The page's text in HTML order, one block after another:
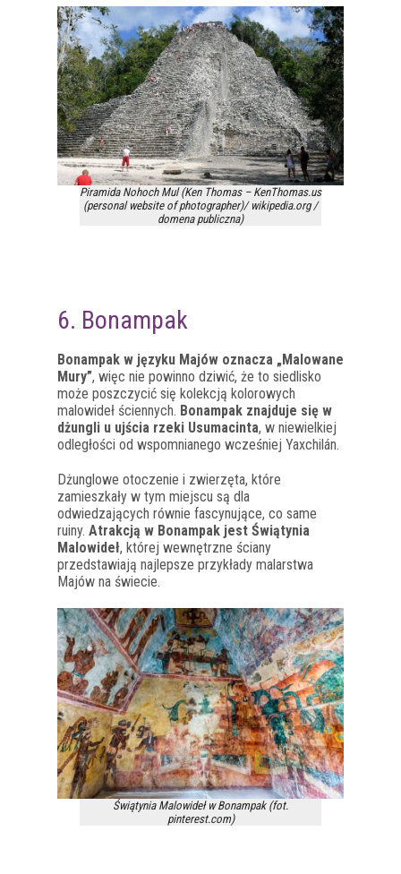
Piramida Nohoch Mul (Ken Thomas – KenThomas.us
(personal website of photographer)/ wikipedia.org /
domena publiczna)
6. Bonampak
Bonampak w języku Majów oznacza „Malowane
Mury”, więc nie powinno dziwić, że to siedlisko
może poszczycić się kolekcją kolorowych
malowideł ściennych. Bonampak znajduje się w
dżungli u ujścia rzeki Usumacinta, w niewielkiej
odległości od wspomnianego wcześniej Yaxchilán.
Dżunglowe otoczenie i zwierzęta, które
zamieszkały w tym miejscu są dla
odwiedzających równie fascynujące, co same
ruiny. Atrakcją w Bonampak jest Świątynia
Malowideł, której wewnętrzne ściany
przedstawiają najlepsze przykłady malarstwa
Majów na świecie.
Świątynia Malowideł w Bonampak (fot.
pinterest.com)